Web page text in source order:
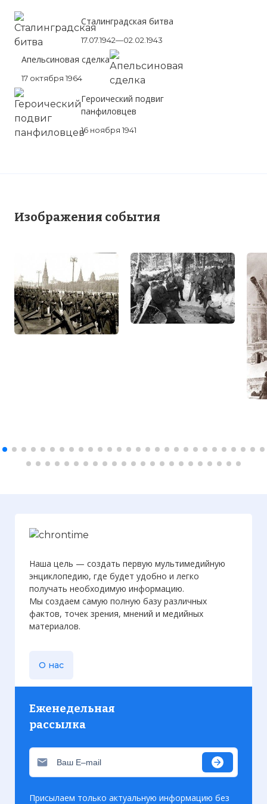
Сталинградская битва
17.07.1942—02.02.1943
Апельсиновая сделка
17 октября 1964
Героический подвиг
панфиловцев
16 ноября 1941
Изображения события
Наша цель — создать первую мультимедийную
энциклопедию, где будет удобно и легко
получать необходимую информацию.
Мы создаем самую полную базу различных
фактов, точек зрения, мнений и медийных
материалов.
О нас
Еженедельная
рассылка
Присылаем только актуальную информацию без